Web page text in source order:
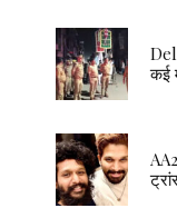
कई